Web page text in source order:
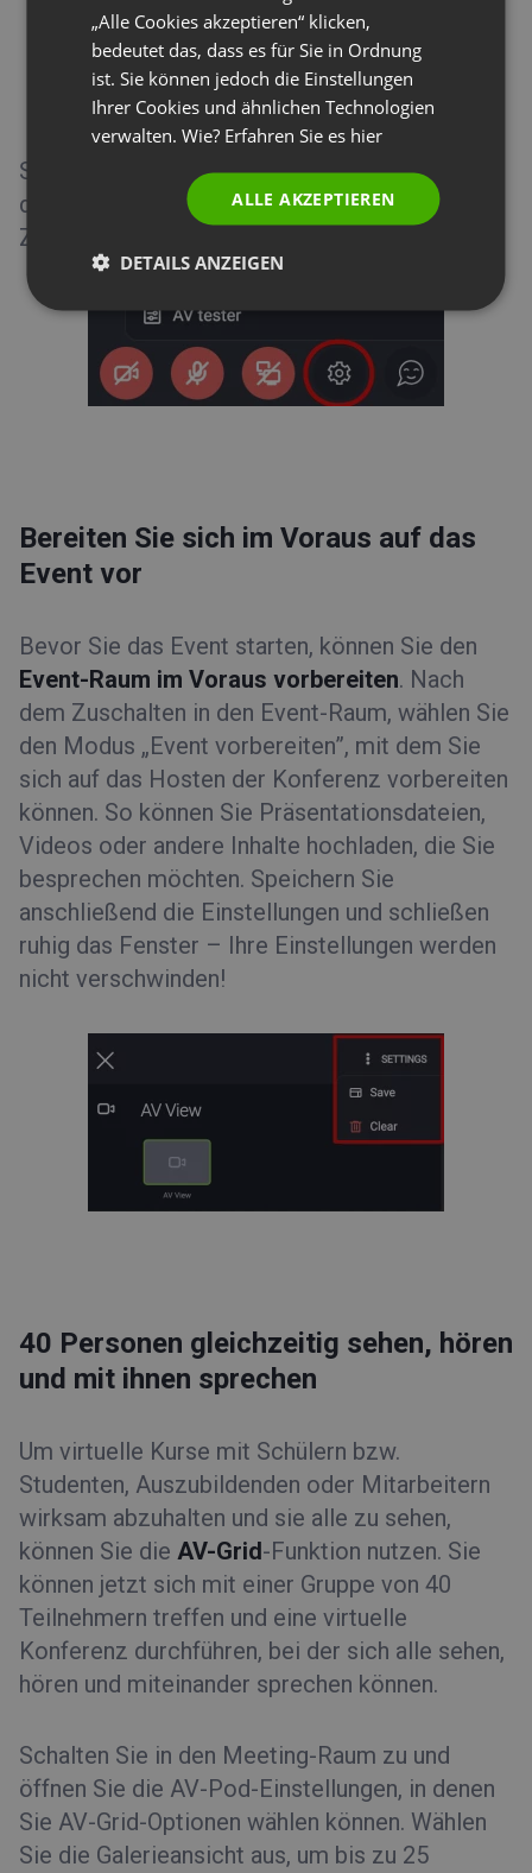
Sie können jederzeit von dem AV-Pod aus auf
den AV-Tester zugreifen, indem Sie auf das
Zahnradsymbol klicken.
Bereiten Sie sich im Voraus auf das
Event vor
Bevor Sie das Event starten, können Sie den
Event-Raum im Voraus vorbereiten. Nach
dem Zuschalten in den Event-Raum, wählen Sie
den Modus „Event vorbereiten”, mit dem Sie
sich auf das Hosten der Konferenz vorbereiten
können. So können Sie Präsentationsdateien,
Videos oder andere Inhalte hochladen, die Sie
besprechen möchten. Speichern Sie
anschließend die Einstellungen und schließen
ruhig das Fenster – Ihre Einstellungen werden
nicht verschwinden!
40 Personen gleichzeitig sehen, hören
und mit ihnen sprechen
Um virtuelle Kurse mit Schülern bzw.
Studenten, Auszubildenden oder Mitarbeitern
wirksam abzuhalten und sie alle zu sehen,
können Sie die AV-Grid-Funktion nutzen. Sie
können jetzt sich mit einer Gruppe von 40
Teilnehmern treffen und eine virtuelle
Konferenz durchführen, bei der sich alle sehen,
hören und miteinander sprechen können.
Schalten Sie in den Meeting-Raum zu und
öffnen Sie die AV-Pod-Einstellungen, in denen
Sie AV-Grid-Optionen wählen können. Wählen
Sie die Galerieansicht aus, um bis zu 25
ITALIAN
„Alle Cookies akzeptieren“ klicken,
bedeutet das, dass es für Sie in Ordnung
ist. Sie können jedoch die Einstellungen
Ihrer Cookies und ähnlichen Technologien
verwalten. Wie? Erfahren Sie es hier
ALLE AKZEPTIEREN
DETAILS ANZEIGEN